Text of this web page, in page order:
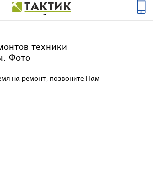
техники
Фото
на ремонт, позвоните Нам